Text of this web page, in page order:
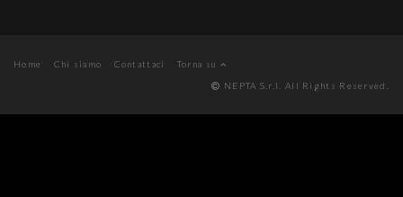
Home Chi siamo Contattaci
Torna su
NEPTA S.r.l. All Rights Reserved.